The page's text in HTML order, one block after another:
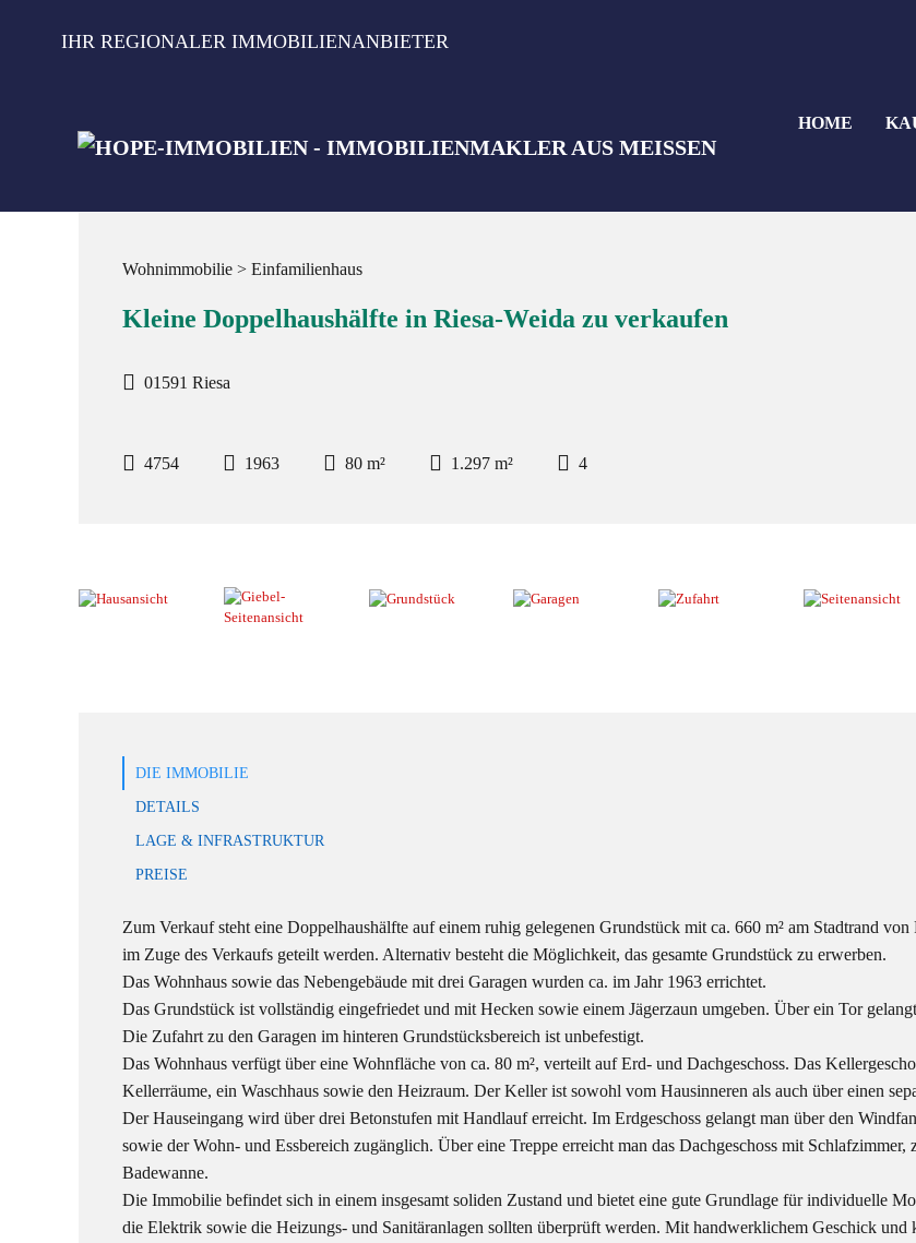
IHR REGIONALER IMMOBILIENANBIETER
HOME
Wohnimmobilie > Einfamilienhaus
Kleine Doppelhaushälfte in Riesa-Weida zu verkaufen
01591 Riesa
4754 1963 80 m² 1.297 m² 4
DIE IMMOBILIE
DETAILS
LAGE & INFRASTRUKTUR
PREISE
Zum Verkauf steht eine Doppelhaushälfte auf einem ruhig gelegenen Grundstück mit ca. 660 m² am Stadtrand
im Zuge des Verkaufs geteilt werden. Alternativ besteht die Möglichkeit, das gesamte Grundstück zu erwerben.
Das Wohnhaus sowie das Nebengebäude mit drei Garagen wurden ca. im Jahr 1963 errichtet.
Das Grundstück ist vollständig eingefriedet und mit Hecken sowie einem Jägerzaun umgeben. Über ein Tor
Die Zufahrt zu den Garagen im hinteren Grundstücksbereich ist unbefestigt.
Das Wohnhaus verfügt über eine Wohnfläche von ca. 80 m², verteilt auf Erd- und Dachgeschoss. Das
Kellerräume, ein Waschhaus sowie den Heizraum. Der Keller ist sowohl vom Hausinneren als auch über einen
Der Hauseingang wird über drei Betonstufen mit Handlauf erreicht. Im Erdgeschoss gelangt man über den
sowie der Wohn- und Essbereich zugänglich. Über eine Treppe erreicht man das Dachgeschoss mit
Badewanne.
Die Immobilie befindet sich in einem insgesamt soliden Zustand und bietet eine gute Grundlage für individuelle
die Elektrik sowie die Heizungs- und Sanitäranlagen sollten überprüft werden. Mit handwerklichem Geschick und